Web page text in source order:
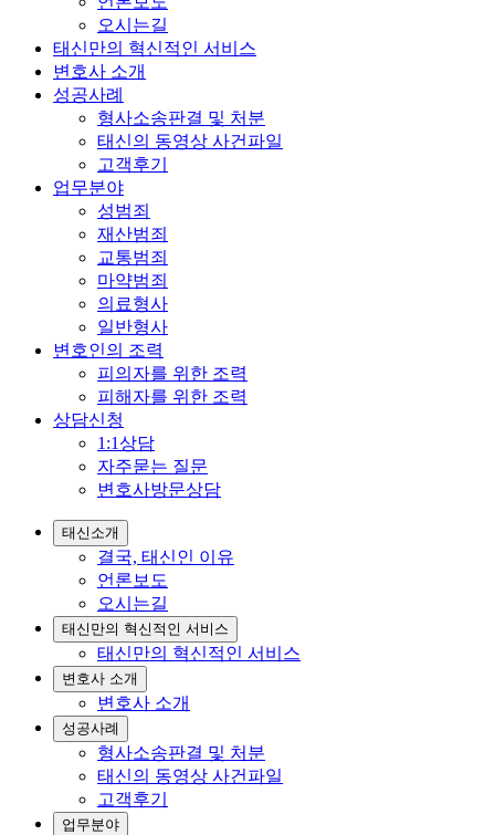
오시는길
태신만의 혁신적인 서비스
변호사 소개
성공사례
형사소송판결 및 처분
태신의 동영상 사건파일
고객후기
업무분야
성범죄
재산범죄
교통범죄
마약범죄
의료형사
일반형사
변호인의 조력
피의자를 위한 조력
피해자를 위한 조력
상담신청
1:1상담
자주묻는 질문
변호사방문상담
태신소개
결국, 태신인 이유
언론보도
오시는길
태신만의 혁신적인 서비스
태신만의 혁신적인 서비스
변호사 소개
변호사 소개
성공사례
형사소송판결 및 처분
태신의 동영상 사건파일
고객후기
업무분야